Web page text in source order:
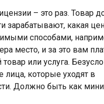
– это раз. Товар
зарабатывают, какая
способами,
место, и за это вам
или услуга.
лица, которые уходят в
Должно быть как